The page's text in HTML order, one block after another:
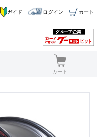
ガイド ログイン カート
カート